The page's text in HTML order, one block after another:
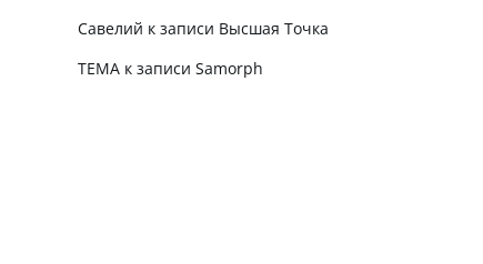
Савелий к записи Высшая Точка
TEMAк записи Samorph